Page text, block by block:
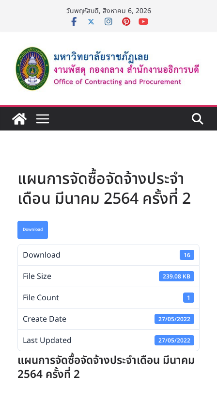
วันพฤหัสบดี, สิงหาคม 6, 2026
แผนการจัดซื้อจัดจ้างประจำ
เดือน มีนาคม 2564 ครั้งที่ 2
Download
Download 16
File Size 239.08 KB
File Count 1
Create Date 27/05/2022
Last Updated 27/05/2022
แผนการจัดซื้อจัดจ้างประจำเดือน มีนาคม
2564 ครั้งที่ 2